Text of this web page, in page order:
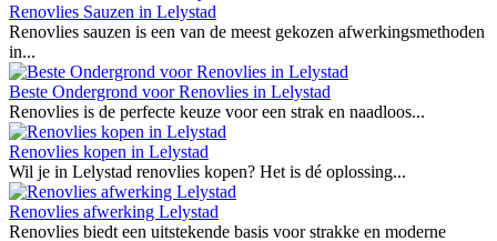
Renovlies Sauzen in Lelystad
Renovlies sauzen is een van de meest gekozen afwerkingsmethoden
in...
Beste Ondergrond voor Renovlies in Lelystad
Renovlies is de perfecte keuze voor een strak en naadloos...
Renovlies kopen in Lelystad
Wil je in Lelystad renovlies kopen? Het is dé oplossing...
Renovlies afwerking Lelystad
Renovlies biedt een uitstekende basis voor strakke en moderne